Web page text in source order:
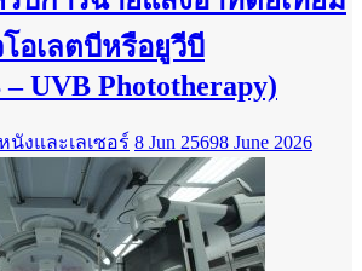
อเลตบีหรือยูวีบี
UVB Phototherapy)
นังและเลเซอร์ 8 Jun 25698 June 2026